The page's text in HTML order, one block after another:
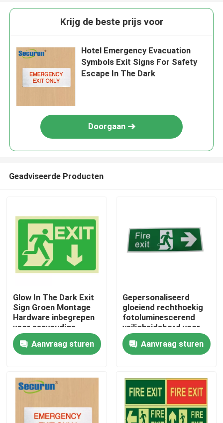
Thuis
Producten
Videos
Over ons
Fabrieksreis
Krijg de beste prijs voor
Hotel Emergency Evacuation
Symbols Exit Signs For Safety
Escape In The Dark
Doorgaan
Geadviseerde Producten
Glow In The Dark Exit
Sign Groen Montage
Hardware inbegrepen
voor eenvoudige
installatie
Aanvraag sturen
Gepersonaliseerd
gloeiend rechthoekig
fotoluminescerend
veiligheidsbord voor
binnen- en
buitenruimte
Aanvraag sturen